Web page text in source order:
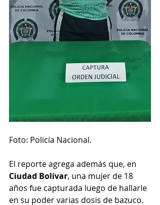
Foto: Policía Nacional.
El reporte agrega además que, en
Ciudad Bolívar, una mujer de 18
años fue capturada luego de hallarle
en su poder varias dosis de bazuco.